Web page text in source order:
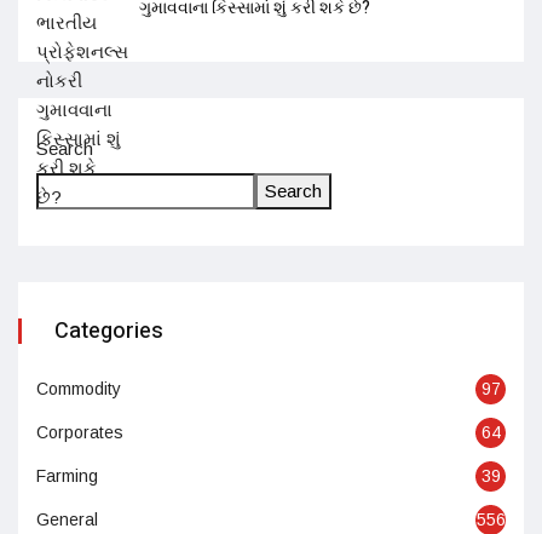
ગુમાવવાના કિસ્સામાં શું કરી શકે છે?
Search
Search
Categories
Commodity 97
Corporates 64
Farming 39
General 556